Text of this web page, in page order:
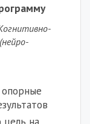
на